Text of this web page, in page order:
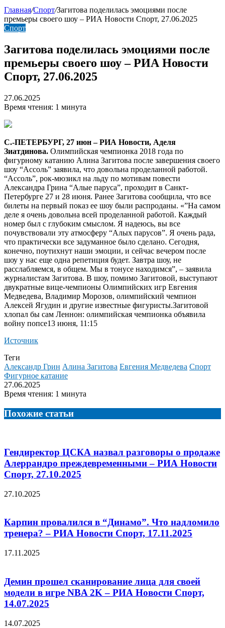
Главная/Спорт/Загитова поделилась эмоциями после
премьеры своего шоу – РИА Новости Спорт, 27.06.2025
Спорт
Загитова поделилась эмоциями после
премьеры своего шоу – РИА Новости
Спорт, 27.06.2025
27.06.2025
Время чтения: 1 минута
С.-ПЕТЕРБУРГ, 27 июн – РИА Новости, Аделя
Зиатдинова. Олимпийская чемпионка 2018 года по
фигурному катанию Алина Загитова после завершения своего
шоу “Ассоль” заявила, что довольна проделанной работой.
“Ассоль”, рок-мюзикл на льду по мотивам повести
Александра Грина “Алые паруса”, проходит в Санкт-
Петербурге 27 и 28 июня. Ранее Загитова сообщила, что все
билеты на первый показ ее шоу были распроданы. «”На самом
деле я очень довольна всей проделанной работой. Каждый
номер был с глубоким смыслом. Я надеюсь, вы все
почувствовали эту атмосферу “Алых парусов”. Я очень рада,
что практически все задуманное было сделано. Сегодня,
конечно, поутихнут наши эмоции, и сейчас вечером после
шоу у нас еще одна репетиция будет. Завтра шоу, не
расслабляемся, в общем. Мы в тонусе находимся”, – заявила
журналистам Загитова. В шоу, помимо Загитовой, выступают
двукратные вице-чемпионы Олимпийских игр Евгения
Медведева, Владимир Морозов, олимпийский чемпион
Алексей Ягудин и другие известные фигуристы.Загитовой
хлопал бы сам Леннон: олимпийская чемпионка объявила
войну попсе13 июня, 11:15
Источник
Теги
Александр Грин Алина Загитова Евгения Медведева Спорт
Фигурное катание
27.06.2025
Время чтения: 1 минута
Похожие статьи
Гендиректор ЦСКА назвал разговоры о продаже
Алеррандро преждевременными – РИА Новости
Спорт, 27.10.2025
27.10.2025
Карпин провалился в “Динамо”. Что надломило
тренера? – РИА Новости Спорт, 17.11.2025
17.11.2025
Демин прошел сканирование лица для своей
модели в игре NBA 2K – РИА Новости Спорт,
14.07.2025
14.07.2025